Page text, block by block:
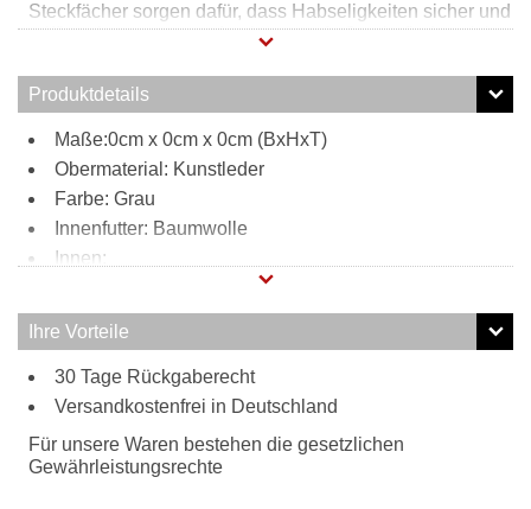
Steckfächer sorgen dafür, dass Habseligkeiten sicher und
griffbereit verstaut werden können. Außen befinden sich
Stauraum sorgen. Durch den verstell- und abnehmbaren
Schultergurt kann diese Henkeltasche bequem zur
Produktdetails
Maße:0cm x 0cm x 0cm (BxHxT)
Obermaterial: Kunstleder
Farbe: Grau
Innenfutter: Baumwolle
Innen:
1 Reißverschlussfach
2 Steckfächer
Außen:
2 Einsteckfächer
Tragweise:
Henkel
Schulterriemen
Ihre Vorteile
30 Tage Rückgaberecht
Versandkostenfrei in Deutschland
Für unsere Waren bestehen die gesetzlichen
Gewährleistungsrechte